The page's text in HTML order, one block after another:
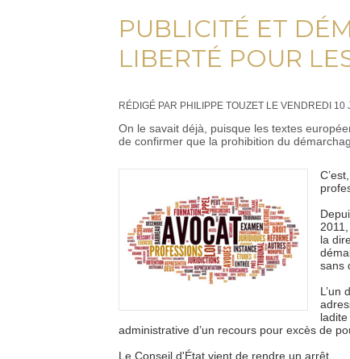
PUBLICITÉ ET
LIBERTÉ POUR
RÉDIGÉ PAR PHILIPPE TOUZET LE VENDREDI 10
On le savait déjà, puisque les textes
de confirmer que la prohibition du
la
sans
L’un
administrative d’un recours pour excès de
Le Conseil d'État vient de rendre un arrêt.